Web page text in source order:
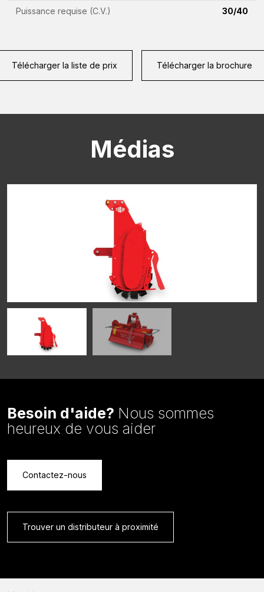
Puissance requise (C.V.) 30/40
Télécharger la liste de prix Télécharger la brochure
Médias
Besoin d'aide? Nous sommes
heureux de vous aider
Contactez-nous
Trouver un distributeur à proximité
résidence
Vraag